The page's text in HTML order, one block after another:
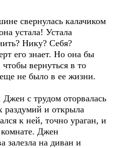
свернулась калачиком
устала! Устала
Нику? Себя?
его знает. Но она бы
чтобы вернуться в то
не было в ее жизни.
с трудом оторвалась
раздумий и открыла
к ней, точно ураган, и
Джен
залезла на диван и